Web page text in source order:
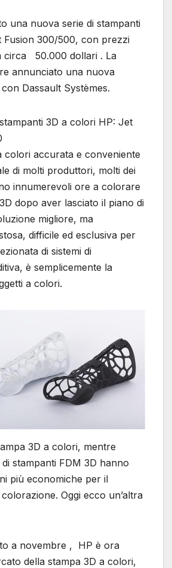
una nuova serie di stampanti
Fusion 300/500, con prezzi
circa 50.000 dollari . La
annunciato una nuova
Dassault Systèmes.
3D a colori HP: Jet
colori accurata e conveniente
di molti produttori, molti dei
innumerevoli ore a colorare
dopo aver lasciato il piano di
migliore, ma
difficile ed esclusiva per
di sistemi di
è semplicemente la
a colori.
3D a colori, mentre
stampanti FDM 3D hanno
più economiche per il
Oggi ecco un’altra
a novembre , HP è ora
della stampa 3D a colori,